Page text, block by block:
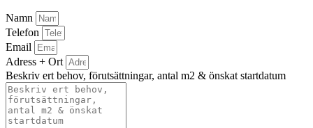
Namn
Telefon
Email
Adress + Ort
Beskriv ert behov, förutsättningar, antal m2 & önskat startdatum